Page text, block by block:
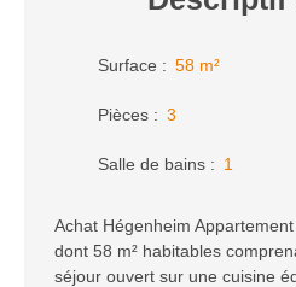
Surface : 58 m²
Pièces : 3
Salle de bains : 1
Achat Hégenheim
dont 58 m² habitables
séjour ouvert sur une cuisine